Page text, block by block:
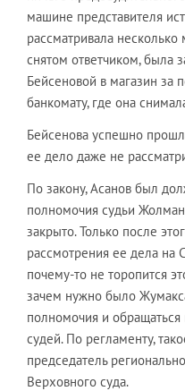
машине представителя
рассматривала
снятом ответчиком, была
Бейсеновой в магазин за
банкомату, где она
Бейсенова успешно
ее дело даже не
По закону, Асанов был
полномочия судьи
закрыто. Только после
рассмотрения ее дела на
почему-то не торопится
зачем нужно было
полномочия и
судей. По регламенту,
председатель
Верховного суда.